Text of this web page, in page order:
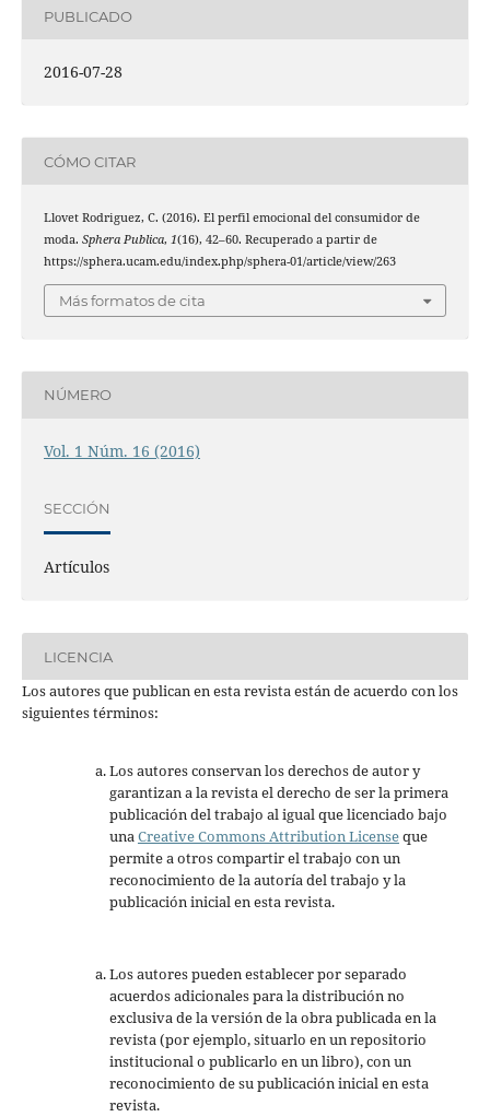
PUBLICADO
2016-07-28
CÓMO CITAR
Llovet Rodriguez, C. (2016). El perfil emocional del consumidor de
moda. Sphera Publica, 1(16), 42–60. Recuperado a partir de
https://sphera.ucam.edu/index.php/sphera-01/article/view/263
Más formatos de cita
NÚMERO
Vol. 1 Núm. 16 (2016)
SECCIÓN
Artículos
LICENCIA
Los autores que publican en esta revista están de acuerdo con los
siguientes términos:
Los autores conservan los derechos de autor y
garantizan a la revista el derecho de ser la primera
publicación del trabajo al igual que licenciado bajo
unaCreative Commons Attribution Licenseque
permite a otros compartir el trabajo con un
reconocimiento de la autoría del trabajo y la
publicación inicial en esta revista.
Los autores pueden establecer por separado
acuerdos adicionales para la distribución no
exclusiva de la versión de la obra publicada en la
revista (por ejemplo, situarlo en un repositorio
institucional o publicarlo en un libro), con un
reconocimiento de su publicación inicial en esta
revista.